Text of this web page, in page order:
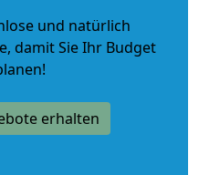
und natürlich
, damit Sie Ihr Budget
erhalten